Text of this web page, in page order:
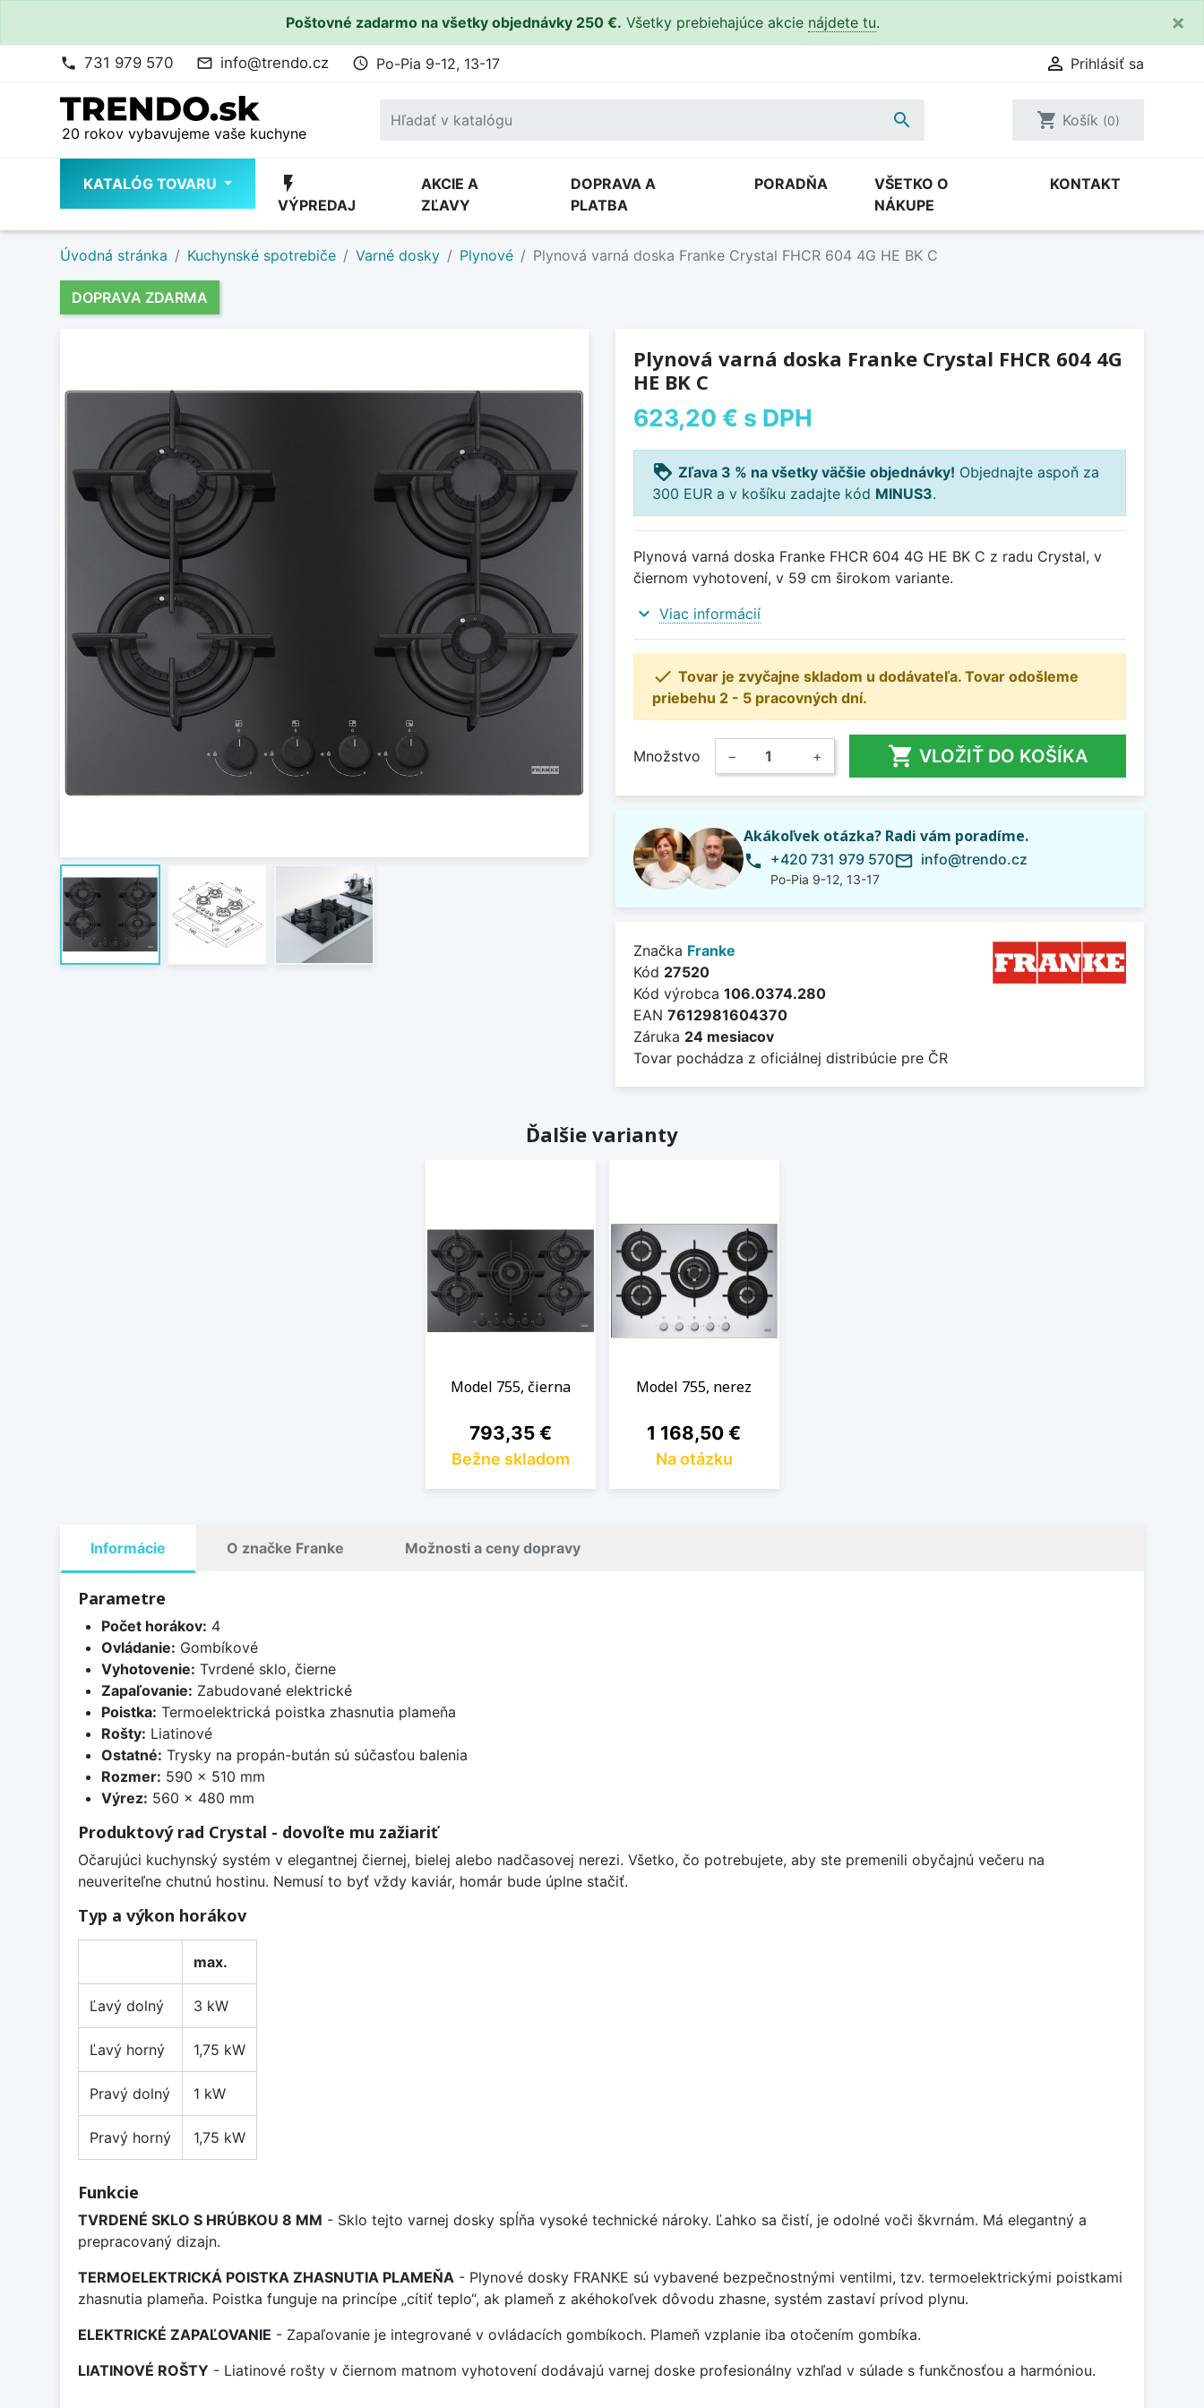
Poštovné zadarmo na všetky objednávky 250 €. Všetky prebiehajúce akcie nájdete tu. ×
phone 731 979 570 mail_outline info@trendo.cz access_time Po-Pia 9-12, 13-17  Prihlásiť sa
20 rokov vybavujeme vaše kuchyne
 shopping_cart Košík (0)
KATALÓG TOVARU flash_on
VÝPREDAJ
AKCIE A
ZĽAVY
DOPRAVA A
PLATBA
PORADŇA
VŠETKO O
NÁKUPE
KONTAKT
Úvodná stránka Kuchynské spotrebiče Varné dosky Plynové Plynová varná doska Franke Crystal FHCR 604 4G HE BK C
DOPRAVA ZDARMA
Plynová varná doska Franke Crystal FHCR 604 4G
HE BK C
623,20 € s DPH
loyalty Zľava 3 % na všetky väčšie objednávky! Objednajte aspoň za
300 EUR a v košíku zadajte kód MINUS3.
Plynová varná doska Franke FHCR 604 4G HE BK C z radu Crystal, v
čiernom vyhotovení, v 59 cm širokom variante.
expand_more Viac informácií
 Tovar je zvyčajne skladom u dodávateľa. Tovar odošleme
priebehu 2 - 5 pracovných dní.
Množstvo − +  VLOŽIŤ DO KOŠÍKA
Akákoľvek otázka? Radi vám poradíme.
phone +420 731 979 570
Po-Pia 9-12, 13-17
mail_outline info@trendo.cz
Značka Franke
Kód 27520
Kód výrobca 106.0374.280
EAN 7612981604370
Záruka 24 mesiacov
Tovar pochádza z oficiálnej distribúcie pre ČR
Ďalšie varianty
Model 755, čierna
Cena
793,35 €
Bežne skladom
Model 755, nerez
Cena
1 168,50 €
Na otázku
Informácie O značke Franke Možnosti a ceny dopravy
Parametre
Počet horákov: 4
Ovládanie: Gombíkové
Vyhotovenie: Tvrdené sklo, čierne
Zapaľovanie: Zabudované elektrické
Poistka: Termoelektrická poistka zhasnutia plameňa
Rošty: Liatinové
Ostatné: Trysky na propán-bután sú súčasťou balenia
Rozmer: 590 x 510 mm
Výrez: 560 x 480 mm
Produktový rad Crystal - dovoľte mu zažiariť
Očarujúci kuchynský systém v elegantnej čiernej, bielej alebo nadčasovej nerezi. Všetko, čo potrebujete, aby ste premenili obyčajnú večeru na
neuveriteľne chutnú hostinu. Nemusí to byť vždy kaviár, homár bude úplne stačiť.
Typ a výkon horákov
max.
Ľavý dolný 3 kW
Ľavý horný 1,75 kW
Pravý dolný 1 kW
Pravý horný 1,75 kW
Funkcie
TVRDENÉ SKLO S HRÚBKOU 8 MM - Sklo tejto varnej dosky spĺňa vysoké technické nároky. Ľahko sa čistí, je odolné voči škvrnám. Má elegantný a
prepracovaný dizajn.
TERMOELEKTRICKÁ POISTKA ZHASNUTIA PLAMEŇA - Plynové dosky FRANKE sú vybavené bezpečnostnými ventilmi, tzv. termoelektrickými poistkami
zhasnutia plameňa. Poistka funguje na princípe „cítiť teplo“, ak plameň z akéhokoľvek dôvodu zhasne, systém zastaví prívod plynu.
ELEKTRICKÉ ZAPAĽOVANIE - Zapaľovanie je integrované v ovládacích gombíkoch. Plameň vzplanie iba otočením gombíka.
LIATINOVÉ ROŠTY - Liatinové rošty v čiernom matnom vyhotovení dodávajú varnej doske profesionálny vzhľad v súlade s funkčnosťou a harmóniou.